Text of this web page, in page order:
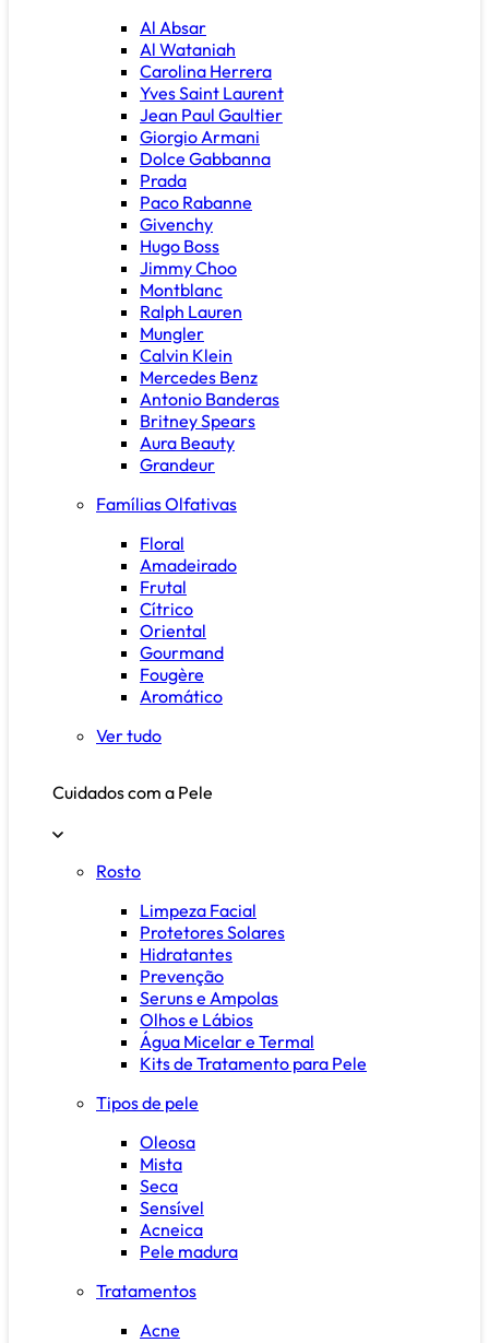
Al Absar
Al Wataniah
Carolina Herrera
Yves Saint Laurent
Jean Paul Gaultier
Giorgio Armani
Dolce Gabbanna
Prada
Paco Rabanne
Givenchy
Hugo Boss
Jimmy Choo
Montblanc
Ralph Lauren
Mungler
Calvin Klein
Mercedes Benz
Antonio Banderas
Britney Spears
Aura Beauty
Grandeur
Famílias Olfativas
Floral
Amadeirado
Frutal
Cítrico
Oriental
Gourmand
Fougère
Aromático
Ver tudo
Cuidados com a Pele
Rosto
Limpeza Facial
Protetores Solares
Hidratantes
Prevenção
Seruns e Ampolas
Olhos e Lábios
Água Micelar e Termal
Kits de Tratamento para Pele
Tipos de pele
Oleosa
Mista
Seca
Sensível
Acneica
Pele madura
Tratamentos
Acne